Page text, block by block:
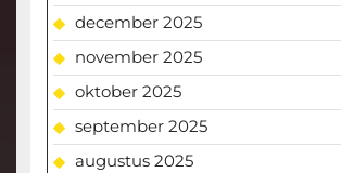
december 2025
november 2025
oktober 2025
september 2025
augustus 2025